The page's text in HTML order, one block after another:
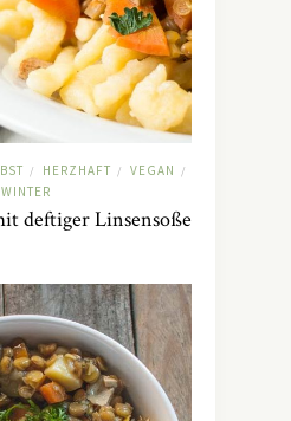
/ HERZHAFT / VEGAN /
WINTER
deftiger Linsensoße